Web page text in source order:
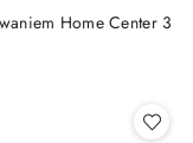
Home Center 3